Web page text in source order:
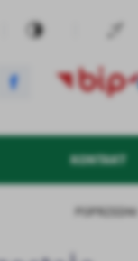
KONTAKT
POPRZEDNI